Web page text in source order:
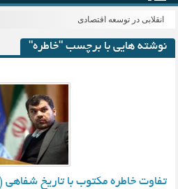
انقلابی در توسعه اقتصادی
نوشته هایی با برچسب "خاطره"
تفاوت خاطره‌ مکتوب با تاریخ شفاهی